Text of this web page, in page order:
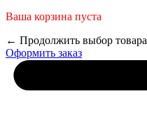
Ваша корзина пуста
← Продолжить выбор товара
Оформить заказ